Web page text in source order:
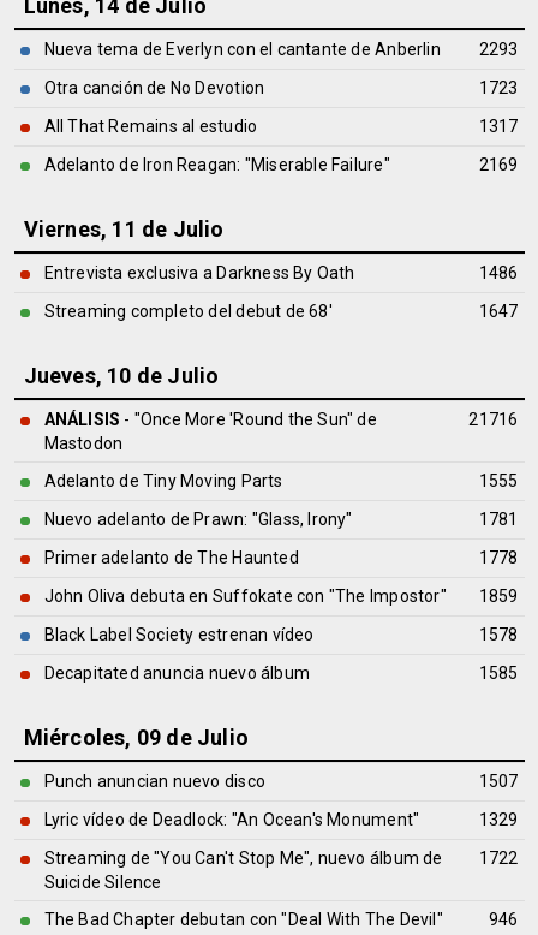
Lunes, 14 de Julio
Nueva tema de Everlyn con el cantante de Anberlin
2293
Otra canción de No Devotion
1723
All That Remains al estudio
1317
Adelanto de Iron Reagan: "Miserable Failure"
2169
Viernes, 11 de Julio
Entrevista exclusiva a Darkness By Oath
1486
Streaming completo del debut de 68'
1647
Jueves, 10 de Julio
ANÁLISIS - "Once More 'Round the Sun" de
Mastodon
21716
Adelanto de Tiny Moving Parts
1555
Nuevo adelanto de Prawn: "Glass, Irony"
1781
Primer adelanto de The Haunted
1778
John Oliva debuta en Suffokate con "The Impostor"
1859
Black Label Society estrenan vídeo
1578
Decapitated anuncia nuevo álbum
1585
Miércoles, 09 de Julio
Punch anuncian nuevo disco
1507
Lyric vídeo de Deadlock: "An Ocean's Monument"
1329
Streaming de "You Can't Stop Me", nuevo álbum de
Suicide Silence
1722
The Bad Chapter debutan con "Deal With The Devil"
946